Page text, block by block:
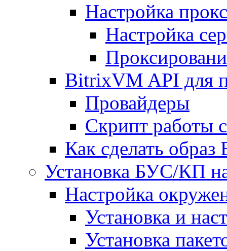
Настройка
Настройка
BitrixVM API для
Провайдеры
Скрипт работы
Как сделать
Установка БУС/КП
Настройка
Установка и
Установка